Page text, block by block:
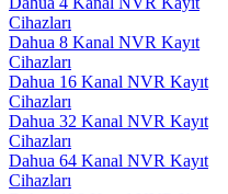
Cihazları
Dahua 8 Kanal NVR Kayıt
Cihazları
Dahua 16 Kanal NVR Kayıt
Cihazları
Dahua 32 Kanal NVR Kayıt
Cihazları
Dahua 64 Kanal NVR Kayıt
Cihazları